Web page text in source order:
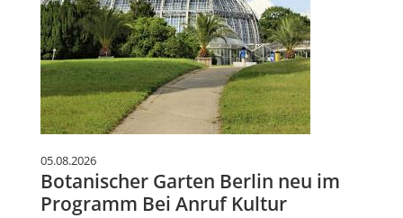
05.08.2026
Botanischer Garten Berlin neu im
Programm Bei Anruf Kultur